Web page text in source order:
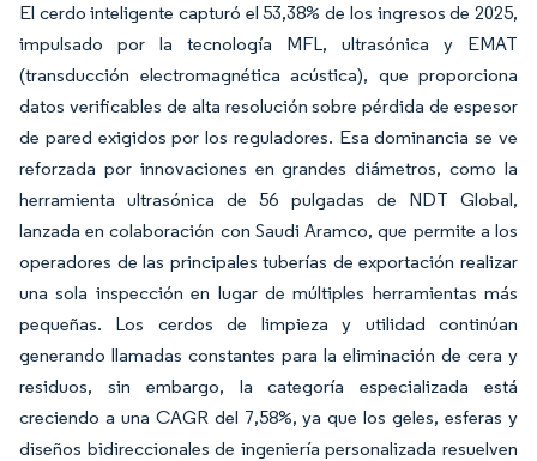
El cerdo inteligente capturó el 53,38% de los ingresos de 2025,
impulsado por la tecnología MFL, ultrasónica y EMAT
(transducción electromagnética acústica), que proporciona
datos verificables de alta resolución sobre pérdida de espesor
de pared exigidos por los reguladores. Esa dominancia se ve
reforzada por innovaciones en grandes diámetros, como la
herramienta ultrasónica de 56 pulgadas de NDT Global,
lanzada en colaboración con Saudi Aramco, que permite a los
operadores de las principales tuberías de exportación realizar
una sola inspección en lugar de múltiples herramientas más
pequeñas. Los cerdos de limpieza y utilidad continúan
generando llamadas constantes para la eliminación de cera y
residuos, sin embargo, la categoría especializada está
creciendo a una CAGR del 7,58%, ya que los geles, esferas y
diseños bidireccionales de ingeniería personalizada resuelven